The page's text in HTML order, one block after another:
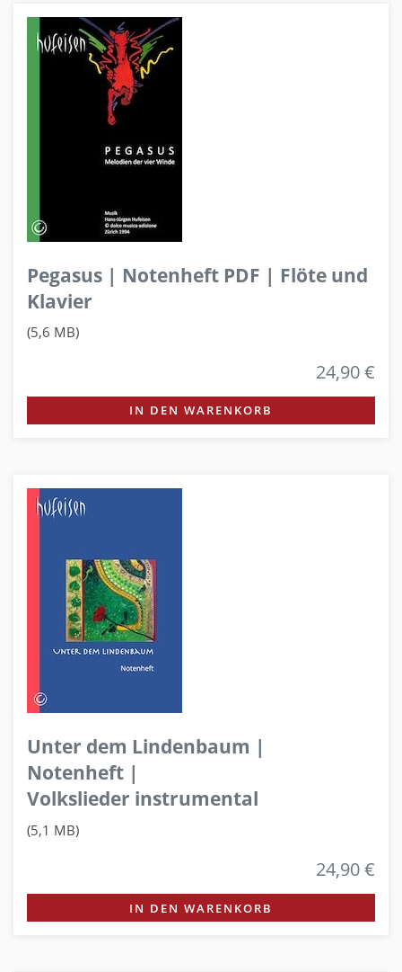
Pegasus | Notenheft PDF | Flöte und
Klavier
(5,6 MB)
24,90 €
IN DEN WARENKORB
Unter dem Lindenbaum |
Notenheft |
Volkslieder instrumental
(5,1 MB)
24,90 €
IN DEN WARENKORB